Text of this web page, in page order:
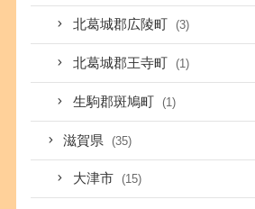
北葛城郡広陵町 (3)
北葛城郡王寺町 (1)
生駒郡斑鳩町 (1)
滋賀県 (35)
大津市 (15)